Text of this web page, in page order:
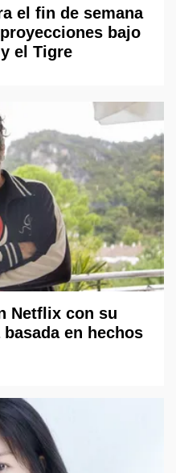
el fin de semana
bajo
el Tigre
Netflix con su
en hechos